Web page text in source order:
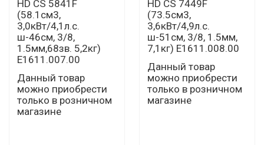
HD CS 5841F
(58.1см3,
3,0кВт/4,1л.с.
ш-46см, 3/8,
1.5мм,68зв. 5,2кг)
E1611.007.00
Данный товар
можно приобрести
только в розничном
магазине
HD CS 7449F
(73.5см3,
3,6кВт/4,9л.с.
ш-51см, 3/8, 1.5мм,
7,1кг) E1611.008.00
Данный товар
можно приобрести
только в розничном
магазине